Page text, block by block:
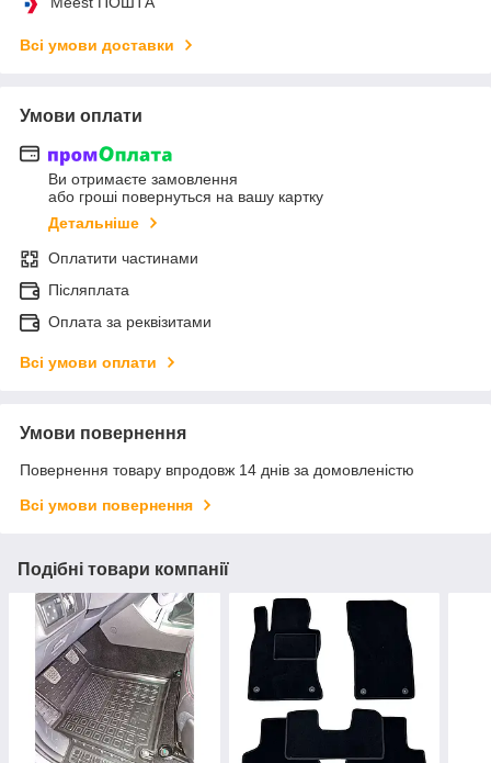
Всі умови доставки
Умови оплати
Ви отримаєте замовлення
або гроші повернуться на вашу картку
Детальніше
Оплатити частинами
Післяплата
Оплата за реквізитами
Всі умови оплати
Умови повернення
Повернення товару впродовж 14 днів за домовленістю
Всі умови повернення
Подібні товари компанії